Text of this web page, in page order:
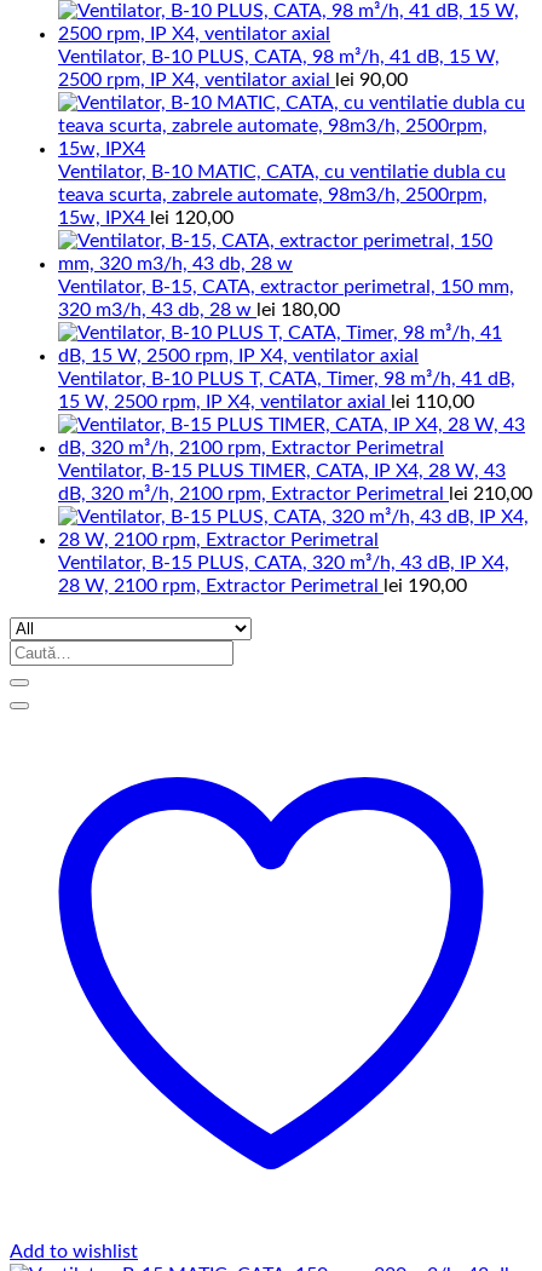
Ventilator, B-10 PLUS, CATA, 98 m³/h, 41 dB, 15 W,
2500 rpm, IP X4, ventilator axial
lei 90,00
Ventilator, B-10 MATIC, CATA, cu ventilatie dubla cu
teava scurta, zabrele automate, 98m3/h, 2500rpm,
15w, IPX4 lei 120,00
Ventilator, B-15, CATA, extractor perimetral, 150 mm,
320 m3/h, 43 db, 28 w lei 180,00
Ventilator, B-10 PLUS T, CATA, Timer, 98 m³/h, 41 dB,
15 W, 2500 rpm, IP X4, ventilator axial
lei 110,00
Ventilator, B-15 PLUS TIMER, CATA, IP X4, 28 W, 43
dB, 320 m³/h, 2100 rpm, Extractor Perimetral
lei 210,00
Ventilator, B-15 PLUS, CATA, 320 m³/h, 43 dB, IP X4,
28 W, 2100 rpm, Extractor Perimetral
lei 190,00
Caută
Add to wishlist